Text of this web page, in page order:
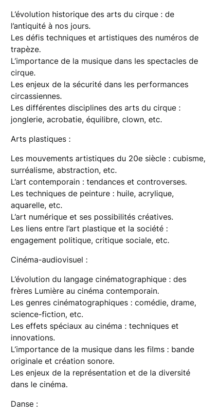
L’évolution historique des arts du cirque : de
l’antiquité à nos jours.
Les défis techniques et artistiques des numéros de
trapèze.
L’importance de la musique dans les spectacles de
cirque.
Les enjeux de la sécurité dans les performances
circassiennes.
Les différentes disciplines des arts du cirque :
jonglerie, acrobatie, équilibre, clown, etc.
Arts plastiques :
Les mouvements artistiques du 20e siècle : cubisme,
surréalisme, abstraction, etc.
L’art contemporain : tendances et controverses.
Les techniques de peinture : huile, acrylique,
aquarelle, etc.
L’art numérique et ses possibilités créatives.
Les liens entre l’art plastique et la société :
engagement politique, critique sociale, etc.
Cinéma-audiovisuel :
L’évolution du langage cinématographique : des
frères Lumière au cinéma contemporain.
Les genres cinématographiques : comédie, drame,
science-fiction, etc.
Les effets spéciaux au cinéma : techniques et
innovations.
L’importance de la musique dans les films : bande
originale et création sonore.
Les enjeux de la représentation et de la diversité
dans le cinéma.
Danse :